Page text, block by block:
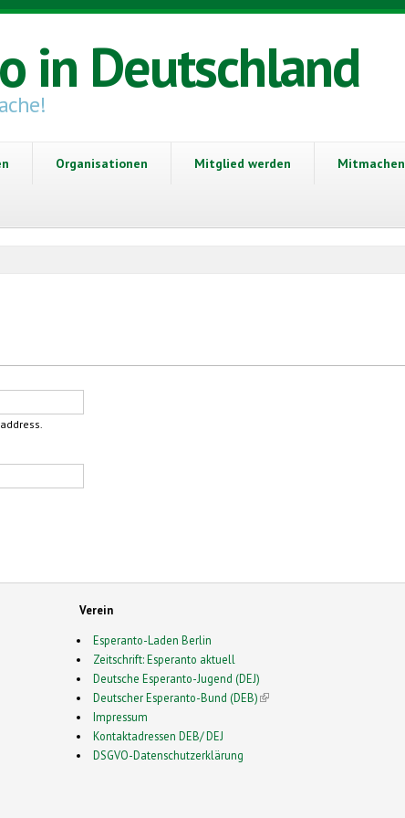
in Deutschland
Organisationen Mitglied werden Mitmachen
Verein
Esperanto-Laden Berlin
Zeitschrift: Esperanto aktuell
Deutsche Esperanto-Jugend (DEJ)
Deutscher Esperanto-Bund (DEB)(link is external)
Impressum
Kontaktadressen DEB/ DEJ
DSGVO-Datenschutzerklärung